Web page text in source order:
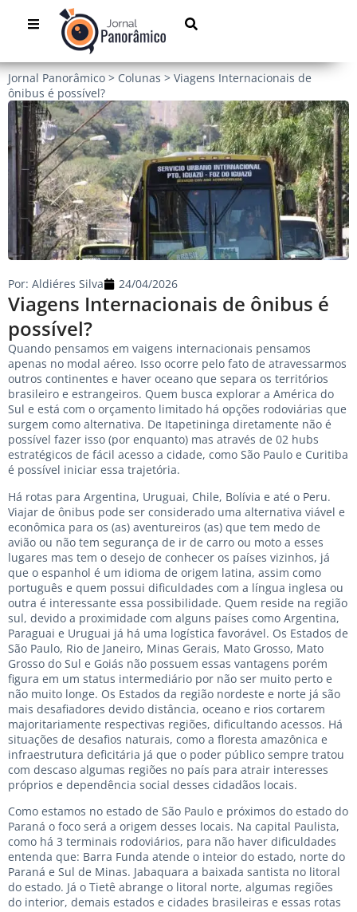
Jornal Panorâmico > Colunas > Viagens Internacionais de
ônibus é possível?
Viagens Internacionais de ônibus é
possível?
Por: Aldiéres Silva 24/04/2026
Quando pensamos em vaigens internacionais pensamos
apenas no modal aéreo. Isso ocorre pelo fato de atravessarmos
outros continentes e haver oceano que separa os territórios
brasileiro e estrangeiros. Quem busca explorar a América do
Sul e está com o orçamento limitado há opções rodoviárias que
surgem como alternativa. De Itapetininga diretamente não é
possível fazer isso (por enquanto) mas através de 02 hubs
estratégicos de fácil acesso a cidade, como São Paulo e Curitiba
é possível iniciar essa trajetória.
Há rotas para Argentina, Uruguai, Chile, Bolívia e até o Peru.
Viajar de ônibus pode ser considerado uma alternativa viável e
econômica para os (as) aventureiros (as) que tem medo de
avião ou não tem segurança de ir de carro ou moto a esses
lugares mas tem o desejo de conhecer os países vizinhos, já
que o espanhol é um idioma de origem latina, assim como
português e quem possui dificuldades com a língua inglesa ou
outra é interessante essa possibilidade. Quem reside na região
sul, devido a proximidade com alguns países como Argentina,
Paraguai e Uruguai já há uma logística favorável. Os Estados de
São Paulo, Rio de Janeiro, Minas Gerais, Mato Grosso, Mato
Grosso do Sul e Goiás não possuem essas vantagens porém
figura em um status intermediário por não ser muito perto e
não muito longe. Os Estados da região nordeste e norte já são
mais desafiadores devido distância, oceano e rios cortarem
majoritariamente respectivas regiões, dificultando acessos. Há
situações de desafios naturais, como a floresta amazônica e
infraestrutura deficitária já que o poder público sempre tratou
com descaso algumas regiões no país para atrair interesses
próprios e dependência social desses cidadãos locais.
Como estamos no estado de São Paulo e próximos do estado do
Paraná o foco será a origem desses locais. Na capital Paulista,
como há 3 terminais rodoviários, para não haver dificuldades
entenda que: Barra Funda atende o inteior do estado, norte do
Paraná e Sul de Minas. Jabaquara a baixada santista no litoral
do estado. Já o Tietê abrange o litoral norte, algumas regiões
do interior, demais estados e cidades brasileiras e essas rotas